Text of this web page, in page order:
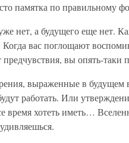
памятка по правильному
нет, а будущего еще нет.
вас поглощают
предчувствия, вы опять-
выраженные в будущем
работать. Или
время хотеть иметь…